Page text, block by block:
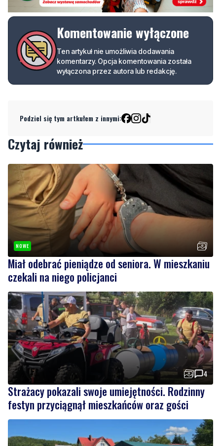
Komentowanie wyłączone
Ten artykuł nie umożliwia dodawania
komentarzy. Opcja komentowania została
wyłączona przez autora lub redakcję.
Podziel się tym artkułem z innymi:
Czytaj również
NOWE
Miał odebrać pieniądze od seniora. W mieszkaniu
czekali na niego policjanci
4
Strażacy pokazali swoje umiejętności. Rodzinny
festyn przyciągnął mieszkańców oraz gości